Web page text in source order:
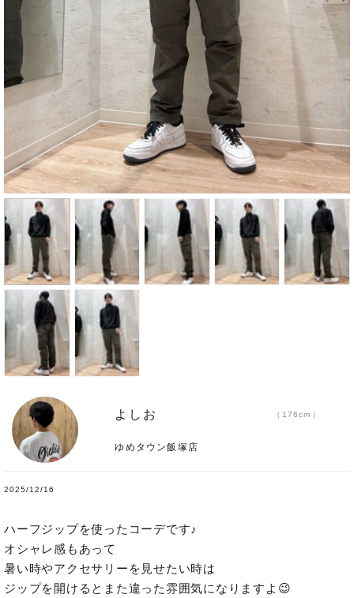
よしお
ゆめタウン飯塚店
176cm
2025/12/16
ハーフジップを使ったコーデです♪
オシャレ感もあって
暑い時やアクセサリーを見せたい時は
ジップを開けるとまた違った雰囲気になりますよ😉